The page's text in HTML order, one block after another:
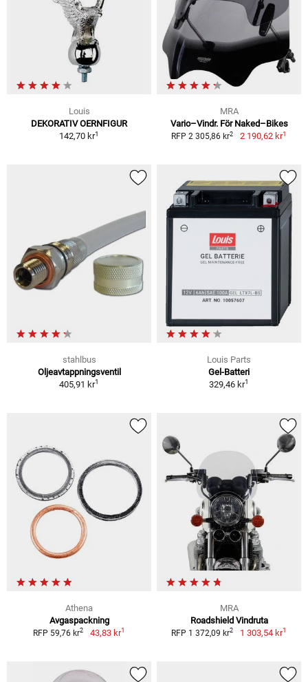
Louis
DEKORATIV OERNFIGUR
142,70 kr1
MRA
Vario–Vindr. För Naked–Bikes
RFP 2 305,86 kr2 2 190,62 kr1
stahlbus
Oljeavtappningsventil
405,91 kr1
Louis Parts
Gel-Batteri
329,46 kr1
Athena
Avgaspackning
RFP 59,76 kr2 43,83 kr1
MRA
Roadshield Vindruta
RFP 1 372,09 kr2 1 303,54 kr1